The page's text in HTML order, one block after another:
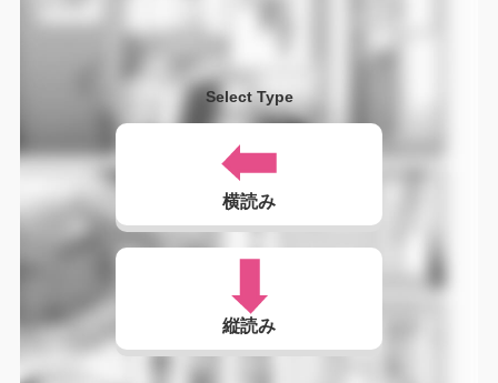
Select Type
横読み
縦読み